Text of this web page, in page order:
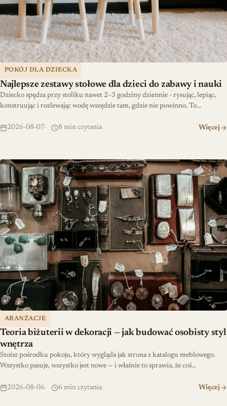
POKÓJ DLA DZIECKA
Najlepsze zestawy stołowe dla dzieci do zabawy i nauki
Dziecko spędza przy stoliku nawet 2–3 godziny dziennie - rysując, lepiąc,
konstruując i rozlewając wodę wszędzie tam, gdzie nie powinno. To…
2026-08-07 8 min czytania Więcej
ARANŻACJE
Teoria biżuterii w dekoracji — jak budować osobisty styl
wnętrza
Stoisz pośrodku pokoju, który wygląda jak strona z katalogu meblowego.
Wszystko pasuje, wszystko jest nowe — i właśnie to sprawia, że coś…
2026-08-06 6 min czytania Więcej
Teoria biżuterii w dekoracji — jak budować osobisty styl wnętrza